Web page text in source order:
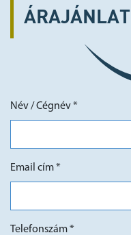
ÁRAJÁNLAT
Név / Cégnév *
Email cím *
Telefonszám *